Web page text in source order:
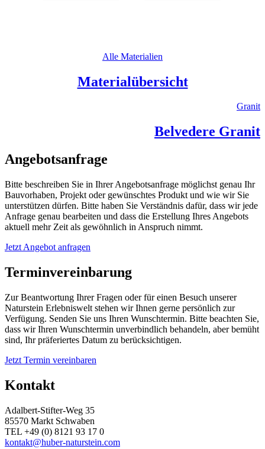
Alle Materialien
Materialübersicht
Granit
Belvedere Granit
Angebotsanfrage
Bitte beschreiben Sie in Ihrer Angebotsanfrage möglichst genau Ihr
Bauvorhaben, Projekt oder gewünschtes Produkt und wie wir Sie
unterstützen dürfen. Bitte haben Sie Verständnis dafür, dass wir jede
Anfrage genau bearbeiten und dass die Erstellung Ihres Angebots
aktuell mehr Zeit als gewöhnlich in Anspruch nimmt.
Jetzt Angebot anfragen
Terminvereinbarung
Zur Beantwortung Ihrer Fragen oder für einen Besuch unserer
Naturstein Erlebniswelt stehen wir Ihnen gerne persönlich zur
Verfügung. Senden Sie uns Ihren Wunschtermin. Bitte beachten Sie,
dass wir Ihren Wunschtermin unverbindlich behandeln, aber bemüht
sind, Ihr präferiertes Datum zu berücksichtigen.
Jetzt Termin vereinbaren
Kontakt
Adalbert-Stifter-Weg 35
85570 Markt Schwaben
TEL +49 (0) 8121 93 17 0
kontakt@huber-naturstein.com